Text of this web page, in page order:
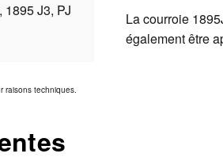
1895 J3, PJ
raisons techniques.
La courroie
également être